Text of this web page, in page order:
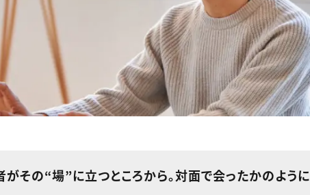
がその“場”に立つところから。対面で会ったかのように